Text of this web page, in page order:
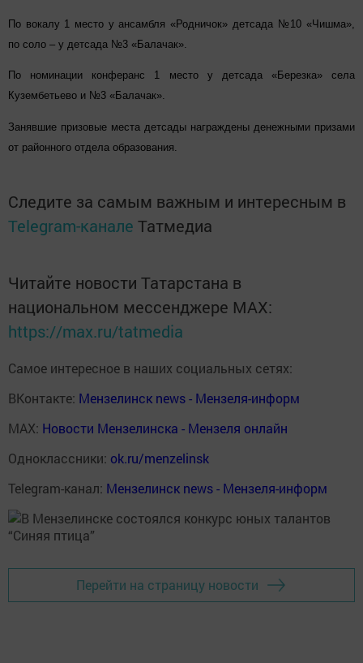
По вокалу 1 место у ансамбля «Родничок» детсада №10 «Чишма»,
по соло – у детсада №3 «Балачак».
По номинации конферанс 1 место у детсада «Березка» села
Кузембетьево и №3 «Балачак».
Занявшие призовые места детсады награждены денежными призами
от районного отдела образования.
Следите за самым важным и интересным в
Telegram-канале Татмедиа
Читайте новости Татарстана в
национальном мессенджере MАХ:
https://max.ru/tatmedia
Самое интересное в наших социальных сетях:
ВКонтакте: Мензелинск news - Мензеля-информ
MAX: Новости Мензелинска - Мензеля онлайн
Одноклассники: ok.ru/menzelinsk
Telegram-канал: Мензелинск news - Мензеля-информ
Перейти на страницу новости